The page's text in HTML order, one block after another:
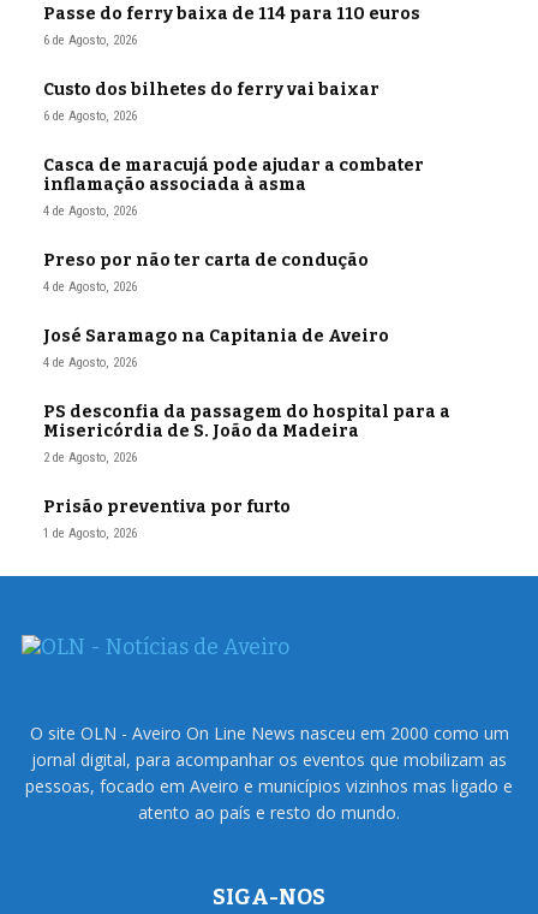
Passe do ferry baixa de 114 para 110 euros
6 de Agosto, 2026
Custo dos bilhetes do ferry vai baixar
6 de Agosto, 2026
Casca de maracujá pode ajudar a combater
inflamação associada à asma
4 de Agosto, 2026
Preso por não ter carta de condução
4 de Agosto, 2026
José Saramago na Capitania de Aveiro
4 de Agosto, 2026
PS desconfia da passagem do hospital para a
Misericórdia de S. João da Madeira
2 de Agosto, 2026
Prisão preventiva por furto
1 de Agosto, 2026
O site OLN - Aveiro On Line News nasceu em 2000 como um
jornal digital, para acompanhar os eventos que mobilizam as
pessoas, focado em Aveiro e municípios vizinhos mas ligado e
atento ao país e resto do mundo.
SIGA-NOS